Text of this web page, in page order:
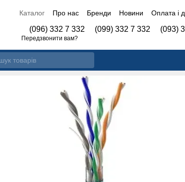
Каталог Про нас Бренди Новини Оплата і
(096) 332 7 332 (099) 332 7 332 (093)
Передзвонити вам?